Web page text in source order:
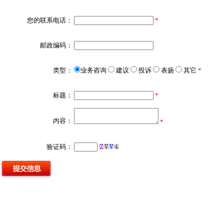
您的联系电话： *
邮政编码：
类型： 业务咨询 建议 投诉 表扬 其它 *
标题： *
内容： *
验证码：